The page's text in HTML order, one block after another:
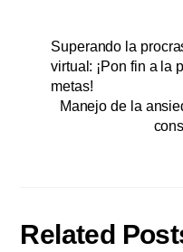
Superando la
virtual: ¡Pon fin a la
metas!
Manejo de la
Related